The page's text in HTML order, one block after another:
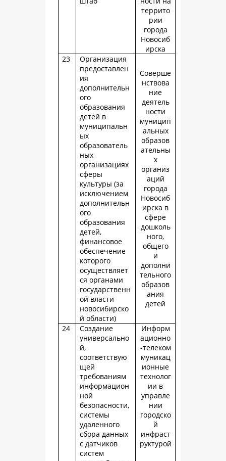
террито
рии
города
Новосиб
ирска
23
Организация
предоставлен
ия
дополнительн
ого
образования
детей в
муниципальн
ых
образователь
ных
организациях
сферы
культуры (за
исключением
дополнительн
ого
образования
детей,
финансовое
обеспечение
которого
осуществляет
ся органами
государственн
ой власти
новосибирско
й области)
Соверше
нствова
ние
деятель
ности
муницип
альных
образов
ательны
х
организ
аций
города
Новосиб
ирска в
сфере
дошколь
ного,
общего
и
дополни
тельного
образов
ания
детей
24
Создание
универсально
й,
соответствую
щей
требованиям
информацион
ной
безопасности,
системы
удаленного
сбора данных
с датчиков
систем
Информ
ационно
-телеком
муникац
ионные
технолог
ии в
управле
нии
городско
й
инфраст
руктурой